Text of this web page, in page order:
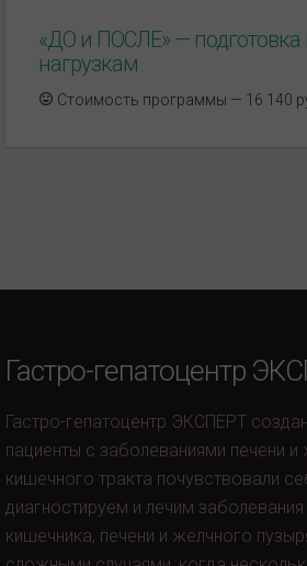
«ДО и ПОСЛЕ» — подготовка
нагрузкам
Стоимость программы — 16 140
Гастро-гепатоцентр
Гастро-гепатоцентр ЭКСПЕРТ
пациенты с заболеваниями печени
кишечного тракта почувствовали
диагностируем и лечим
кишечника, печени и желчного